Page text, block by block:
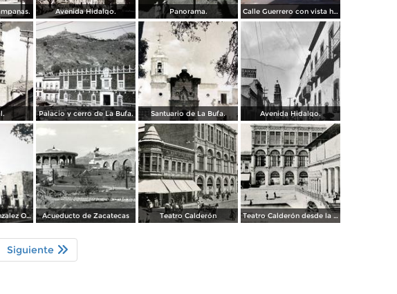
Avenida Hidalgo. Panorama. Calle Guerrero con vista hacia Calle Tacuba (1961)
Palacio y cerro de La Bufa. Santuario de La Bufa. Avenida Hidalgo.
Monumento a Gonzalez Ortega. Acueducto de Zacatecas Teatro Calderón Teatro Calderón desde la Plaza
Siguiente